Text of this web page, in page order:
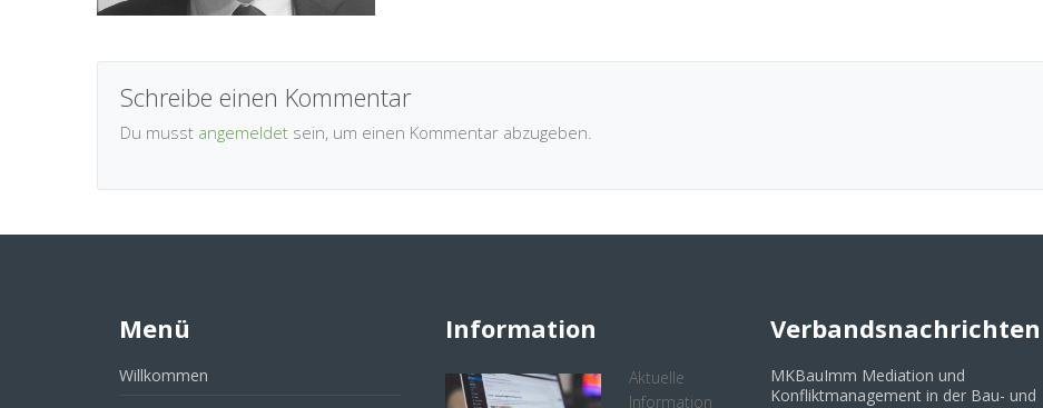
Schreibe einen Kommentar
Du musst angemeldet sein, um einen Kommentar abzugeben.
Menü
Willkommen
Information
Aktuelle
Information
Verbandsnachrichten
MKBauImm Mediation und
Konfliktmanagement in der Bau- und